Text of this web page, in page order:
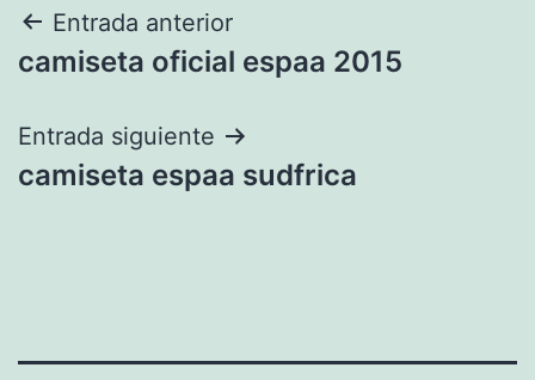
Navegación
de
entradas
Entrada anterior
camiseta oficial espaa 2015
Entrada siguiente
camiseta espaa sudfrica